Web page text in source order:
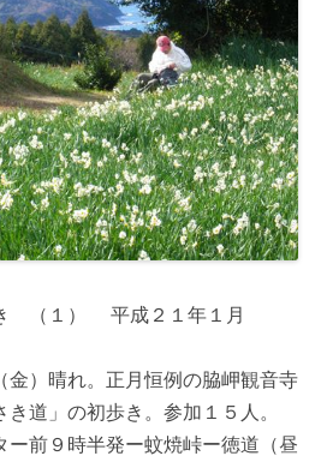
き （１） 平成２１年１月
金）晴れ。正月恒例の脇岬観音寺
道」の初歩き。参加１５人。
ー前９時半発ー蚊焼峠ー徳道（昼